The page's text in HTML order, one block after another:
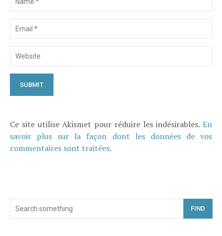
Ce site utilise Akismet pour réduire les indésirables. En
savoir plus sur la façon dont les données de vos
commentaires sont traitées.
FIND